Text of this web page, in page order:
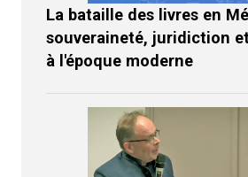
La bataille des livres en
souveraineté, juridiction
à l'époque moderne